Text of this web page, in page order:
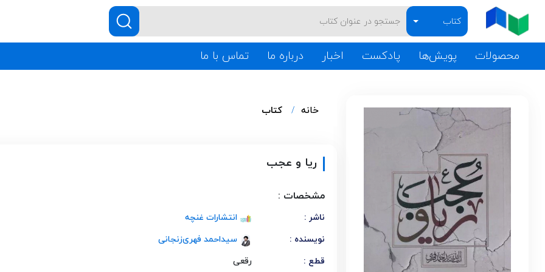
کتاب
محصولات پویش‌ها پادکست اخبار درباره ما تماس با ما
خانه کتاب
ریا و عجب
مشخصات :
ناشر :
انتشارات غنچه
نویسنده :
سیداحمد فهری‌زنجانی
قطع :
رقعی